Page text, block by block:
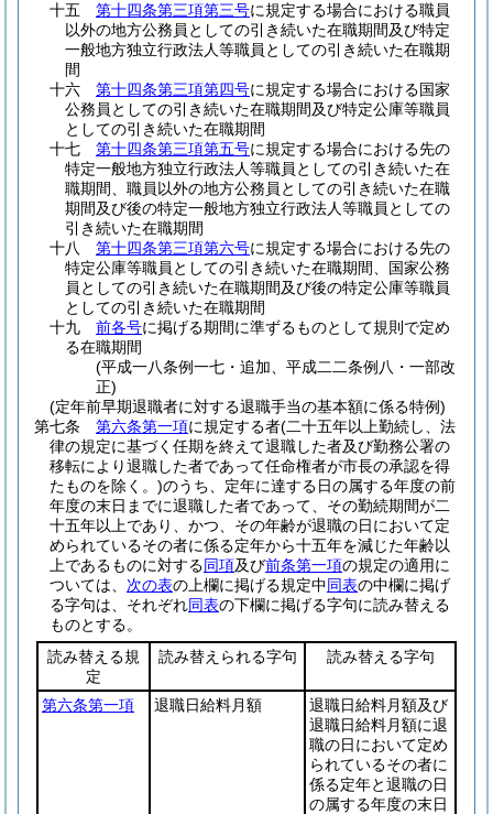
十五
第十四条第三項第三号に規定する場合における職員
以外の地方公務員としての引き続いた在職期間及び特定
一般地方独立行政法人等職員としての引き続いた在職期
間
十六
第十四条第三項第四号に規定する場合における国家
公務員としての引き続いた在職期間及び特定公庫等職員
としての引き続いた在職期間
十七
第十四条第三項第五号に規定する場合における先の
特定一般地方独立行政法人等職員としての引き続いた在
職期間、職員以外の地方公務員としての引き続いた在職
期間及び後の特定一般地方独立行政法人等職員としての
引き続いた在職期間
十八
第十四条第三項第六号に規定する場合における先の
特定公庫等職員としての引き続いた在職期間、国家公務
員としての引き続いた在職期間及び後の特定公庫等職員
としての引き続いた在職期間
十九
前各号に掲げる期間に準ずるものとして規則で定め
る在職期間
(平成一八条例一七・追加、平成二二条例八・一部改
正)
(定年前早期退職者に対する退職手当の基本額に係る特例)
第七条
第六条第一項に規定する者(二十五年以上勤続し、法
律の規定に基づく任期を終えて退職した者及び勤務公署の
移転により退職した者であって任命権者が市長の承認を得
たものを除く。)のうち、定年に達する日の属する年度の前
年度の末日までに退職した者であって、その勤続期間が二
十五年以上であり、かつ、その年齢が退職の日において定
められているその者に係る定年から十五年を減じた年齢以
上であるものに対する同項及び前条第一項の規定の適用に
ついては、 次の表の上欄に掲げる規定中同表の中欄に掲げ
る字句は、それぞれ同表の下欄に掲げる字句に読み替える
ものとする。
読み替える規
定
読み替えられる字句 読み替える字句
第六条第一項 退職日給料月額
退職日給料月額及び
退職日給料月額に退
職の日において定め
られているその者に
係る定年と退職の日
の属する年度の末日